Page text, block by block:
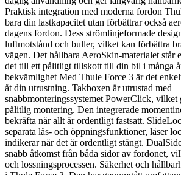
Praktisk integration med moderna fordon
bara din lastkapacitet utan förbättrar också
dagens fordon. Dess strömlinjeformade
luftmotstånd och buller, vilket kan förbättra
vägen. Det hållbara AeroSkin-materialet står
det till ett pålitligt tillskott till din bil i många
bekvämlighet Med Thule Force 3 är det
åt din utrustning. Takboxen är utrustad med
snabbmonteringssystemet PowerClick, vilket
pålitlig montering. Den integrerade
bekräfta när allt är ordentligt fastsatt.
separata lås- och öppningsfunktioner, låser
indikerar när det är ordentligt stängt.
snabb åtkomst från båda sidor av fordonet,
och lossningsprocessen. Säkerhet och